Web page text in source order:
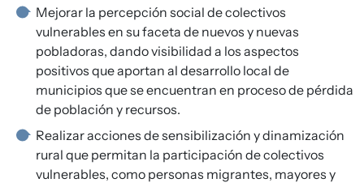
Mejorar la percepción social de colectivos
vulnerables en su faceta de nuevos y nuevas
pobladoras, dando visibilidad a los aspectos
positivos que aportan al desarrollo local de
municipios que se encuentran en proceso de pérdida
de población y recursos.
Realizar acciones de sensibilización y dinamización
rural que permitan la participación de colectivos
vulnerables, como personas migrantes, mayores y